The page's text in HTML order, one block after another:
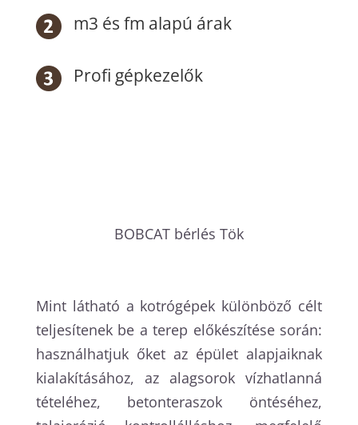
m3 és fm alapú árak
Profi gépkezelők
BOBCAT bérlés Tök
Mint látható a kotrógépek különböző célt
teljesítenek be a terep előkészítése során:
használhatjuk őket az épület alapjaiknak
kialakításához, az alagsorok vízhatlanná
tételéhez, betonteraszok öntéséhez,